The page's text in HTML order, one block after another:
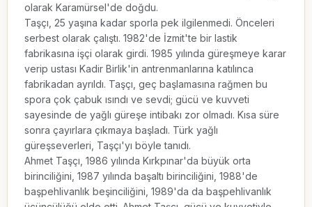
olarak Karamürsel'de doğdu.
Taşçı, 25 yaşına kadar sporla pek ilgilenmedi. Önceleri
serbest olarak çalıştı. 1982'de İzmit'te bir lastik
fabrikasına işçi olarak girdi. 1985 yılında güreşmeye karar
verip ustası Kadir Birlik'in antrenmanlarına katılınca
fabrikadan ayrıldı. Taşçı, geç başlamasına rağmen bu
spora çok çabuk ısındı ve sevdi; gücü ve kuvveti
sayesinde de yağlı güreşe intibakı zor olmadı. Kısa süre
sonra çayırlara çıkmaya başladı. Türk yağlı
güreşseverleri, Taşçı'yı böyle tanıdı.
Ahmet Taşçı, 1986 yılında Kırkpınar'da büyük orta
birinciliğini, 1987 yılında başaltı birinciliğini, 1988'de
başpehlivanlık beşinciliğini, 1989'da da başpehlivanlık